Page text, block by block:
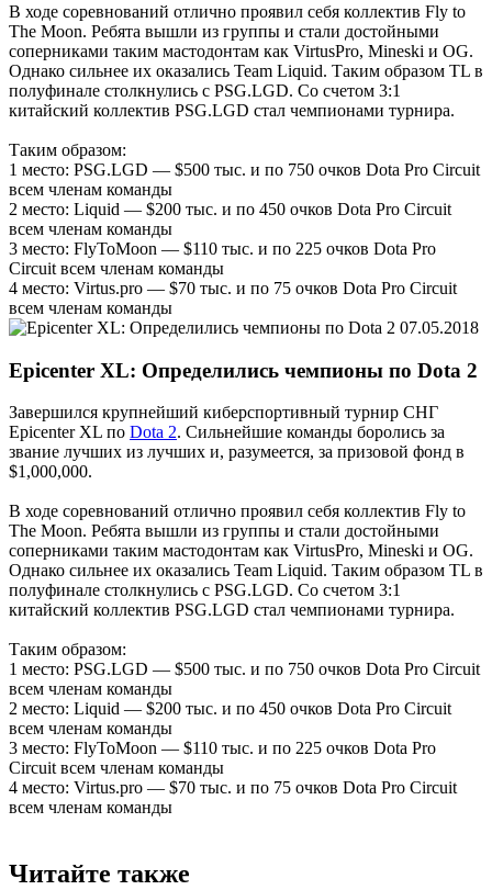
В ходе соревнований отлично проявил себя коллектив Fly to
The Moon. Ребята вышли из группы и стали достойными
соперниками таким мастодонтам как VirtusPro, Mineski и OG.
Однако сильнее их оказались Team Liquid. Таким образом TL в
полуфинале столкнулись с PSG.LGD. Со счетом 3:1
китайский коллектив PSG.LGD стал чемпионами турнира.
Таким образом:
1 место: PSG.LGD — $500 тыс. и по 750 очков Dota Pro Circuit
всем членам команды
2 место: Liquid — $200 тыс. и по 450 очков Dota Pro Circuit
всем членам команды
3 место: FlyToMoon — $110 тыс. и по 225 очков Dota Pro
Circuit всем членам команды
4 место: Virtus.pro — $70 тыс. и по 75 очков Dota Pro Circuit
всем членам команды
07.05.2018
Epicenter XL: Определились чемпионы по Dota 2
Завершился крупнейший киберспортивный турнир СНГ
Epicenter XL по Dota 2. Сильнейшие команды боролись за
звание лучших из лучших и, разумеется, за призовой фонд в
$1,000,000.
В ходе соревнований отлично проявил себя коллектив Fly to
The Moon. Ребята вышли из группы и стали достойными
соперниками таким мастодонтам как VirtusPro, Mineski и OG.
Однако сильнее их оказались Team Liquid. Таким образом TL в
полуфинале столкнулись с PSG.LGD. Со счетом 3:1
китайский коллектив PSG.LGD стал чемпионами турнира.
Таким образом:
1 место: PSG.LGD — $500 тыс. и по 750 очков Dota Pro Circuit
всем членам команды
2 место: Liquid — $200 тыс. и по 450 очков Dota Pro Circuit
всем членам команды
3 место: FlyToMoon — $110 тыс. и по 225 очков Dota Pro
Circuit всем членам команды
4 место: Virtus.pro — $70 тыс. и по 75 очков Dota Pro Circuit
всем членам команды
Читайте также